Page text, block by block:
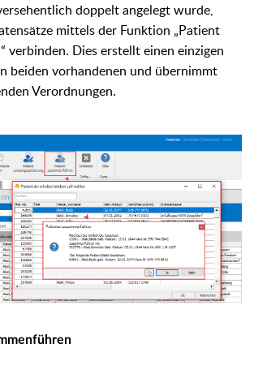
doppelt angelegt wurde,
mittels der Funktion „Patient
verbinden. Dies erstellt einen einzigen
beiden vorhandenen und übernimmt
Verordnungen.